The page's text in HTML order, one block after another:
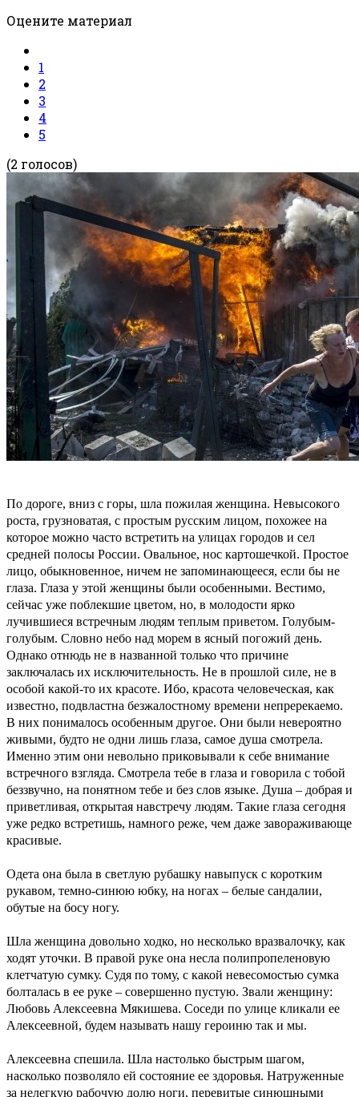
Оцените материал
1
2
3
4
5
(2 голосов)
По дороге, вниз с горы, шла пожилая женщина. Невысокого
роста, грузноватая, с простым русским лицом, похожее на
которое можно часто встретить на улицах городов и сел
средней полосы России. Овальное, нос картошечкой. Простое
лицо, обыкновенное, ничем не запоминающееся, если бы не
глаза. Глаза у этой женщины были особенными. Вестимо,
сейчас уже поблекшие цветом, но, в молодости ярко
лучившиеся встречным людям теплым приветом. Голубым-
голубым. Словно небо над морем в ясный погожий день.
Однако отнюдь не в названной только что причине
заключалась их исключительность. Не в прошлой силе, не в
особой какой-то их красоте. Ибо, красота человеческая, как
известно, подвластна безжалостному времени непререкаемо.
В них понималось особенным другое. Они были невероятно
живыми, будто не одни лишь глаза, самое душа смотрела.
Именно этим они невольно приковывали к себе внимание
встречного взгляда. Смотрела тебе в глаза и говорила с тобой
беззвучно, на понятном тебе и без слов языке. Душа – добрая и
приветливая, открытая навстречу людям. Такие глаза сегодня
уже редко встретишь, намного реже, чем даже завораживающе
красивые.
Одета она была в светлую рубашку навыпуск с коротким
рукавом, темно-синюю юбку, на ногах – белые сандалии,
обутые на босу ногу.
Шла женщина довольно ходко, но несколько вразвалочку, как
ходят уточки. В правой руке она несла полипропеленовую
клетчатую сумку. Судя по тому, с какой невесомостью сумка
болталась в ее руке – совершенно пустую. Звали женщину:
Любовь Алексеевна Мякишева. Соседи по улице кликали ее
Алексеевной, будем называть нашу героиню так и мы.
Алексеевна спешила. Шла настолько быстрым шагом,
насколько позволяло ей состояние ее здоровья. Натруженные
за нелегкую рабочую долю ноги, перевитые синюшными